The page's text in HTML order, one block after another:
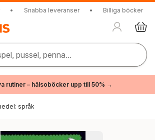
• Snabba leveranser • Billiga böcker
pussel, penna...
rutiner – hälsoböcker upp till 50% →
språk